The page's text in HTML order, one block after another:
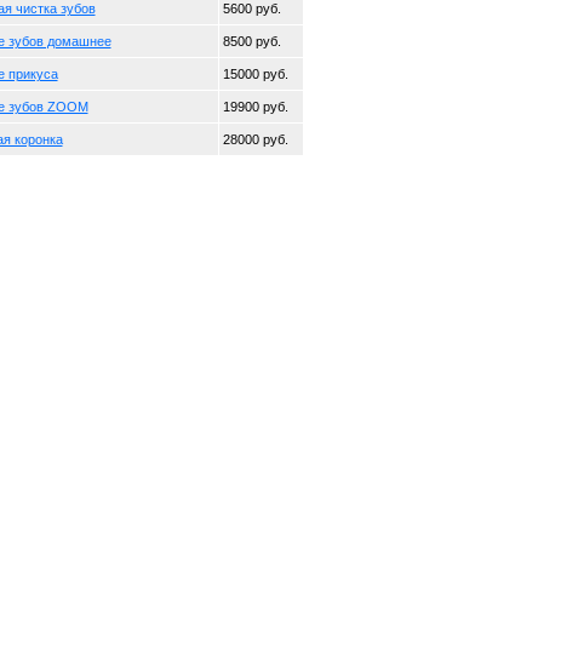
чистка зубов 5600 руб.
зубов домашнее 8500 руб.
прикуса 15000 руб.
зубов ZOOM 19900 руб.
коронка 28000 руб.